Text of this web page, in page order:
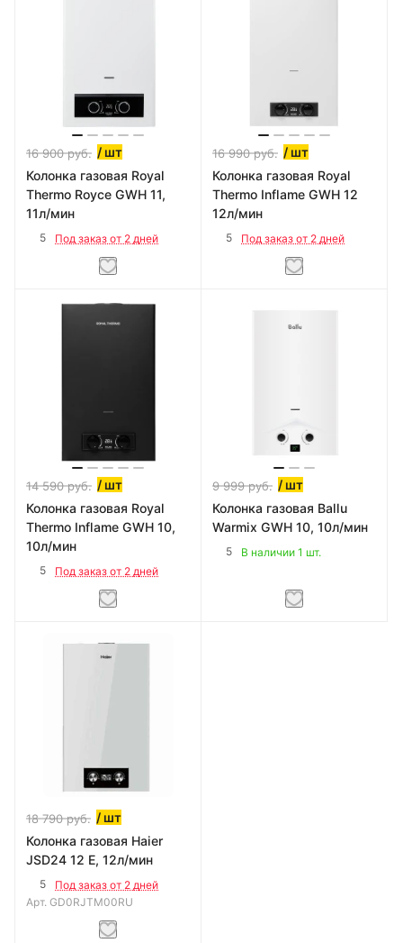
16 900руб. / шт
Колонка газовая Royal
Thermo Royce GWH 11,
11л/мин
5 Под заказ от 2 дней
16 990руб. / шт
Колонка газовая Royal
Thermo Inflame GWH 12
12л/мин
5 Под заказ от 2 дней
14 590руб. / шт
Колонка газовая Royal
Thermo Inflame GWH 10,
10л/мин
5 Под заказ от 2 дней
9 999руб. / шт
Колонка газовая Ballu
Warmix GWH 10, 10л/мин
5 В наличии 1 шт.
18 790руб. / шт
Колонка газовая Haier
JSD24 12 E, 12л/мин
5
Под заказ от 2 дней
Арт. GD0RJTM00RU